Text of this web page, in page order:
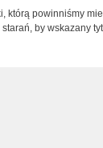
którą powinniśmy
starań, by wskazany